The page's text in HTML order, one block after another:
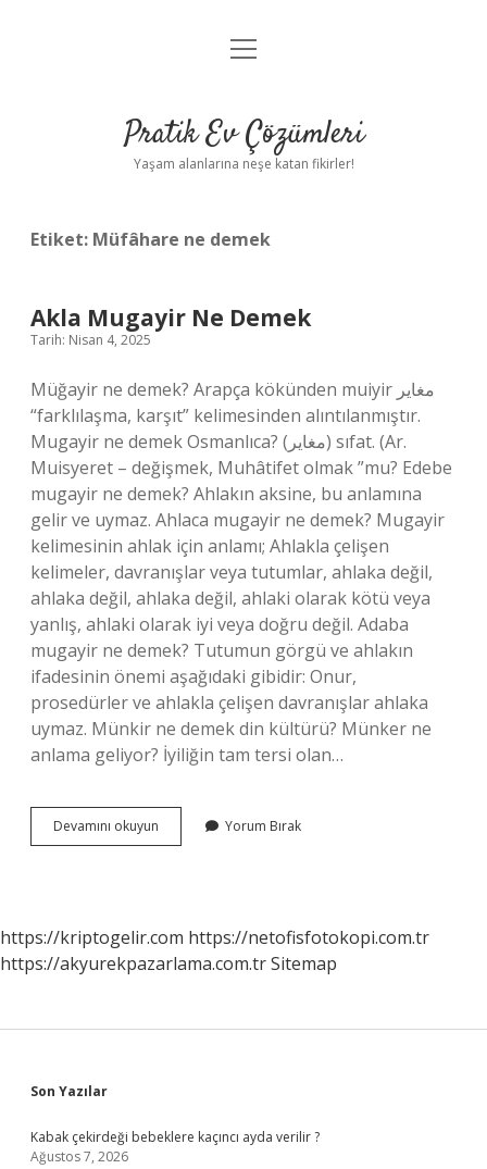
Anasayfa
Yasal Uyarı
menüyü
Pratik Ev Çözümleri
Yaşam alanlarına neşe katan fikirler!
Etiket: Müfâhare ne demek
Akla Mugayir Ne Demek
Tarih: Nisan 4, 2025
Müğayir ne demek? Arapça kökünden muiyir مغاير
“farklılaşma, karşıt” kelimesinden alıntılanmıştır.
Mugayir ne demek Osmanlıca? (ﻣﻐﺎﻳﺮ) sıfat. (Ar.
Muisyeret – değişmek, Muhâtifet olmak ”mu? Edebe
mugayir ne demek? Ahlakın aksine, bu anlamına
gelir ve uymaz. Ahlaca mugayir ne demek? Mugayir
kelimesinin ahlak için anlamı; Ahlakla çelişen
kelimeler, davranışlar veya tutumlar, ahlaka değil,
ahlaka değil, ahlaka değil, ahlaki olarak kötü veya
yanlış, ahlaki olarak iyi veya doğru değil. Adaba
mugayir ne demek? Tutumun görgü ve ahlakın
ifadesinin önemi aşağıdaki gibidir: Onur,
prosedürler ve ahlakla çelişen davranışlar ahlaka
uymaz. Münkir ne demek din kültürü? Münker ne
anlama geliyor? İyiliğin tam tersi olan…
Devamını okuyun
Mugayir
Yorum Bırak
https://kriptogelir.com https://netofisfotokopi.com.tr
https://akyurekpazarlama.com.trSitemap
Sidebar
Son Yazılar
Kabak çekirdeği bebeklere kaçıncı ayda verilir ?
Ağustos 7, 2026